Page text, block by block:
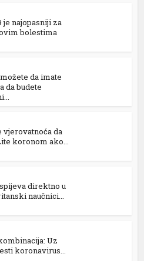
je najopasniji za
bolestima
da imate
da budete
vjerovatnoća da
koronom ako...
direktno u
naučnici...
Uz
koronavirus...